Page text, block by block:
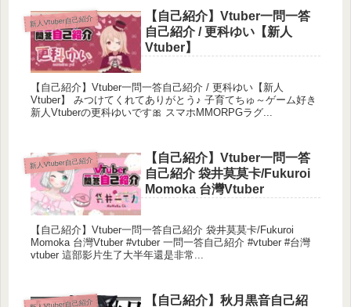
新人Vtuber自己紹介
【自己紹介】Vtuber一問一答
自己紹介 / 更科ゆい【新人
Vtuber】
【自己紹介】Vtuber一問一答自己紹介 / 更科ゆい【新人
Vtuber】 みつけてくれてありがとう♪ 子育てちゅ～ゲーム好き
新人Vtuberの更科ゆいです🎀 スマホMMORPGラグ...
新人Vtuber自己紹介
【自己紹介】Vtuber一問一答
自己紹介 袋井莫莫卡/Fukuroi
Momoka 台灣Vtuber
【自己紹介】Vtuber一問一答自己紹介 袋井莫莫卡/Fukuroi
Momoka 台灣Vtuber #vtuber 一問一答自己紹介 #vtuber #台灣
vtuber 這部影片生了大半年還是非常...
【自己紹介】秋月黒音自己紹